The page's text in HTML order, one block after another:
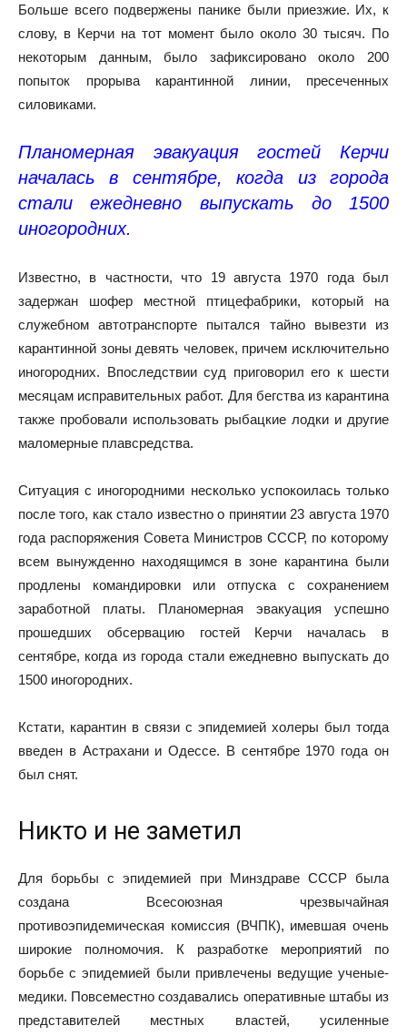
Больше всего подвержены панике были приезжие. Их, к
слову, в Керчи на тот момент было около 30 тысяч. По
некоторым данным, было зафиксировано около 200
попыток прорыва карантинной линии, пресеченных
силовиками.
Планомерная эвакуация гостей Керчи
началась в сентябре, когда из города
стали ежедневно выпускать до 1500
иногородних.
Известно, в частности, что 19 августа 1970 года был
задержан шофер местной птицефабрики, который на
служебном автотранспорте пытался тайно вывезти из
карантинной зоны девять человек, причем исключительно
иногородних. Впоследствии суд приговорил его к шести
месяцам исправительных работ. Для бегства из карантина
также пробовали использовать рыбацкие лодки и другие
маломерные плавсредства.
Ситуация с иногородними несколько успокоилась только
после того, как стало известно о принятии 23 августа 1970
года распоряжения Совета Министров СССР, по которому
всем вынужденно находящимся в зоне карантина были
продлены командировки или отпуска с сохранением
заработной платы. Планомерная эвакуация успешно
прошедших обсервацию гостей Керчи началась в
сентябре, когда из города стали ежедневно выпускать до
1500 иногородних.
Кстати, карантин в связи с эпидемией холеры был тогда
введен в Астрахани и Одессе. В сентябре 1970 года он
был снят.
Никто и не заметил
Для борьбы с эпидемией при Минздраве СССР была
создана Всесоюзная чрезвычайная
противоэпидемическая комиссия (ВЧПК), имевшая очень
широкие полномочия. К разработке мероприятий по
борьбе с эпидемией были привлечены ведущие ученые-
медики. Повсеместно создавались оперативные штабы из
представителей местных властей, усиленные